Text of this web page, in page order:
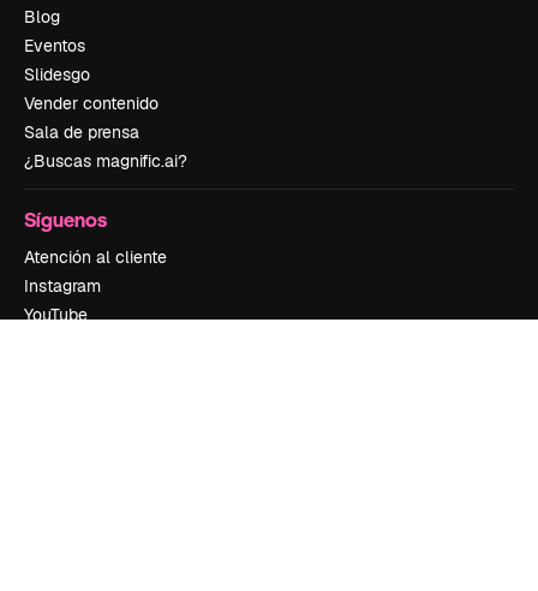
Blog
Eventos
Slidesgo
Vender contenido
Sala de prensa
¿Buscas magnific.ai?
Síguenos
Atención al cliente
Instagram
YouTube